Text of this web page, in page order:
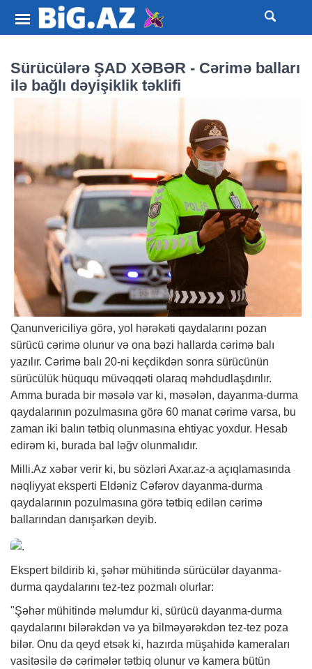
Sürücülərə ŞAD XƏBƏR - Cərimə balları
ilə bağlı dəyişiklik təklifi
Qanunvericiliyə görə, yol hərəkəti qaydalarını pozan
sürücü cərimə olunur və ona bəzi hallarda cərimə balı
yazılır. Cərimə balı 20-ni keçdikdən sonra sürücünün
sürücülük hüququ müvəqqəti olaraq məhdudlaşdırılır.
Amma burada bir məsələ var ki, məsələn, dayanma-durma
qaydalarının pozulmasına görə 60 manat cərimə varsa, bu
zaman iki balın tətbiq olunmasına ehtiyac yoxdur. Hesab
edirəm ki, burada bal ləğv olunmalıdır.
Milli.Az xəbər verir ki, bu sözləri Axar.az-a açıqlamasında
nəqliyyat eksperti Eldəniz Cəfərov dayanma-durma
qaydalarının pozulmasına görə tətbiq edilən cərimə
ballarından danışarkən deyib.
Ekspert bildirib ki, şəhər mühitində sürücülər dayanma-
durma qaydalarını tez-tez pozmalı olurlar:
"Şəhər mühitində məlumdur ki, sürücü dayanma-durma
qaydalarını bilərəkdən və ya bilməyərəkdən tez-tez poza
bilər. Onu da qeyd etsək ki, hazırda müşahidə kameraları
vasitəsilə də cərimələr tətbiq olunur və kamera bütün